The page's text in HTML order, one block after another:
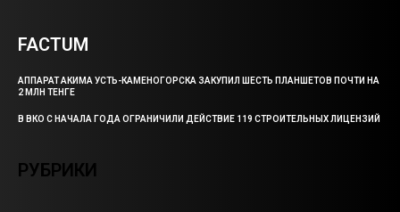
FACTUM
АППАРАТ АКИМА УСТЬ-КАМЕНОГОРСКА ЗАКУПИЛ ШЕСТЬ ПЛАНШЕТОВ ПОЧТИ НА
2 МЛН ТЕНГЕ
В ВКО С НАЧАЛА ГОДА ОГРАНИЧИЛИ ДЕЙСТВИЕ 119 СТРОИТЕЛЬНЫХ ЛИЦЕНЗИЙ
РУБРИКИ